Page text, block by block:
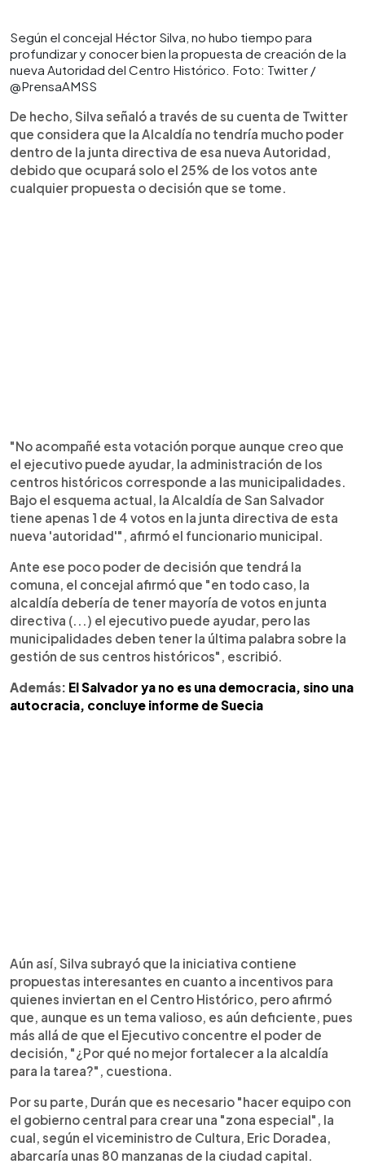
Según el concejal Héctor Silva, no hubo tiempo para
profundizar y conocer bien la propuesta de creación de la
nueva Autoridad del Centro Histórico. Foto: Twitter /
@PrensaAMSS
De hecho, Silva señaló a través de su cuenta de Twitter
que considera que la Alcaldía no tendría mucho poder
dentro de la junta directiva de esa nueva Autoridad,
debido que ocupará solo el 25% de los votos ante
cualquier propuesta o decisión que se tome.
"No acompañé esta votación porque aunque creo que
el ejecutivo puede ayudar, la administración de los
centros históricos corresponde a las municipalidades.
Bajo el esquema actual, la Alcaldía de San Salvador
tiene apenas 1 de 4 votos en la junta directiva de esta
nueva 'autoridad'", afirmó el funcionario municipal.
Ante ese poco poder de decisión que tendrá la
comuna, el concejal afirmó que "en todo caso, la
alcaldía debería de tener mayoría de votos en junta
directiva (...) el ejecutivo puede ayudar, pero las
municipalidades deben tener la última palabra sobre la
gestión de sus centros históricos", escribió.
Además: El Salvador ya no es una democracia, sino una
autocracia, concluye informe de Suecia
Aún así, Silva subrayó que la iniciativa contiene
propuestas interesantes en cuanto a incentivos para
quienes inviertan en el Centro Histórico, pero afirmó
que, aunque es un tema valioso, es aún deficiente, pues
más allá de que el Ejecutivo concentre el poder de
decisión, "¿Por qué no mejor fortalecer a la alcaldía
para la tarea?", cuestiona.
Por su parte, Durán que es necesario "hacer equipo con
el gobierno central para crear una "zona especial", la
cual, según el viceministro de Cultura, Eric Doradea,
abarcaría unas 80 manzanas de la ciudad capital.